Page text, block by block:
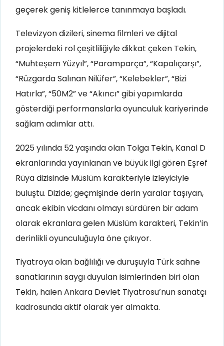
geçerek geniş kitlelerce tanınmaya başladı.
Televizyon dizileri, sinema filmleri ve dijital
projelerdeki rol çeşitliliğiyle dikkat çeken Tekin,
“Muhteşem Yüzyıl”, “Paramparça”, “Kapalıçarşı”,
“Rüzgarda Salınan Nilüfer”, “Kelebekler”, “Bizi
Hatırla”, “50M2” ve “Akıncı” gibi yapımlarda
gösterdiği performanslarla oyunculuk kariyerinde
sağlam adımlar attı.
2025 yılında 52 yaşında olan Tolga Tekin, Kanal D
ekranlarında yayınlanan ve büyük ilgi gören Eşref
Rüya dizisinde Müslüm karakteriyle izleyiciyle
buluştu. Dizide; geçmişinde derin yaralar taşıyan,
ancak ekibin vicdanı olmayı sürdüren bir adam
olarak ekranlara gelen Müslüm karakteri, Tekin’in
derinlikli oyunculuğuyla öne çıkıyor.
Tiyatroya olan bağlılığı ve duruşuyla Türk sahne
sanatlarının saygı duyulan isimlerinden biri olan
Tekin, halen Ankara Devlet Tiyatrosu’nun sanatçı
kadrosunda aktif olarak yer almakta.